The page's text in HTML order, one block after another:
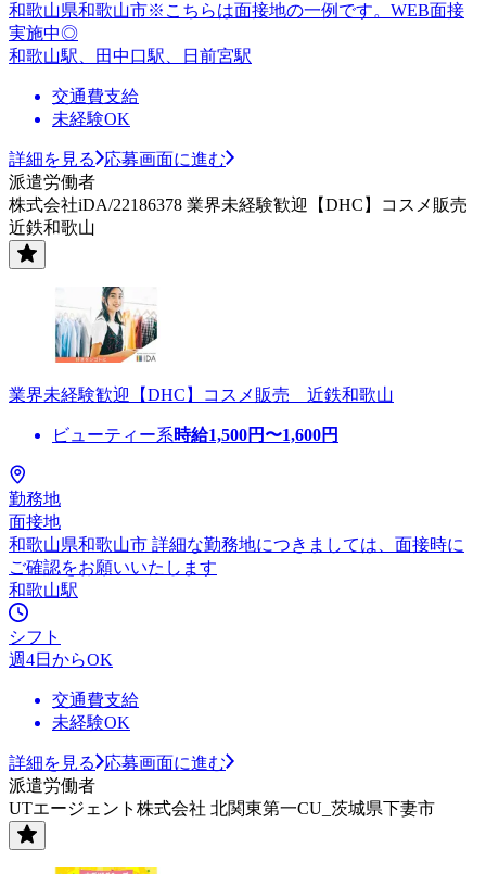
和歌山県和歌山市※こちらは面接地の一例です。WEB面接
実施中◎
和歌山駅、田中口駅、日前宮駅
交通費支給
未経験OK
詳細を見る
応募画面に進む
派遣労働者
株式会社iDA/22186378 業界未経験歓迎【DHC】コスメ販売
近鉄和歌山
業界未経験歓迎【DHC】コスメ販売 近鉄和歌山
ビューティー系時給1,500円〜1,600円
勤務地
面接地
和歌山県和歌山市 詳細な勤務地につきましては、面接時に
ご確認をお願いいたします
和歌山駅
シフト
週4日からOK
交通費支給
未経験OK
詳細を見る
応募画面に進む
派遣労働者
UTエージェント株式会社 北関東第一CU_茨城県下妻市